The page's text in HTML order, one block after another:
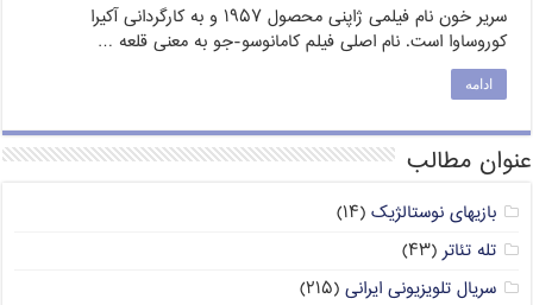
سریر خون نام فیلمی ژاپنی محصول ۱۹۵۷ و به کارگردانی آکیرا
کوروساوا است. نام اصلی فیلم کامانوسو-جو به معنی قلعه …
ادامه
عنوان مطالب
بازیهای نوستالژیک (۱۴)
تله تئاتر (۴۳)
سریال تلویزیونی ایرانی (۲۱۵)